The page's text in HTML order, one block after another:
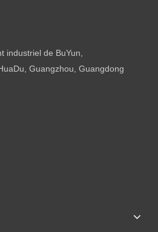
industriel de BuYun,
Guangzhou, Guangdong